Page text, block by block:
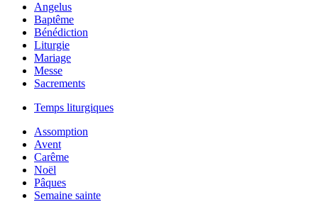
Angelus
Baptême
Bénédiction
Liturgie
Mariage
Messe
Sacrements
Temps liturgiques
Assomption
Avent
Carême
Noël
Pâques
Semaine sainte